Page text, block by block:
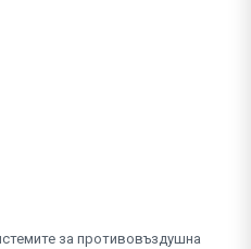
за противовъздушна